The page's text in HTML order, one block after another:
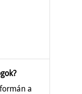
a